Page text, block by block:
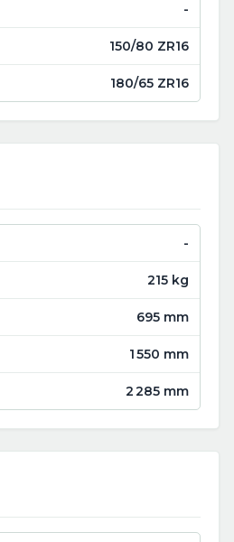
-
150/80 ZR16
180/65 ZR16
-
215 kg
695 mm
1 550 mm
2 285 mm